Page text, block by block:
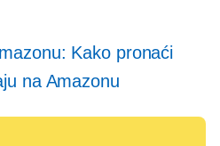
Kako pronaći
na Amazonu